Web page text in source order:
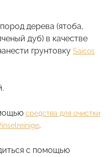
дерева (ятоба,
дуб) в качестве
грунтовку Saicos
средства для очистки
.
с помощью